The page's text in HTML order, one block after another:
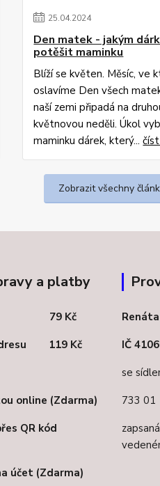
25.04.2024
Den matek - jakým
potěšit maminku
Blíží se květen. Měsíc, ve
oslavíme Den všech
naší zemi připadá na
květnovou neděli. Úkol
maminku dárek, který...
Zobrazit všechny
a platby
79 Kč
119 Kč
online (Zdarma)
QR kód
účet (Zdarma)
IČ
se
733 01